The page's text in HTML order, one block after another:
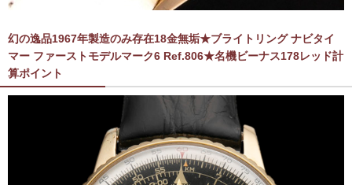
幻の逸品1967年製造のみ存在18金無垢★ブライトリング ナビタイ
マー ファーストモデルマーク6 Ref.806★名機ビーナス178レッド計
算ポイント